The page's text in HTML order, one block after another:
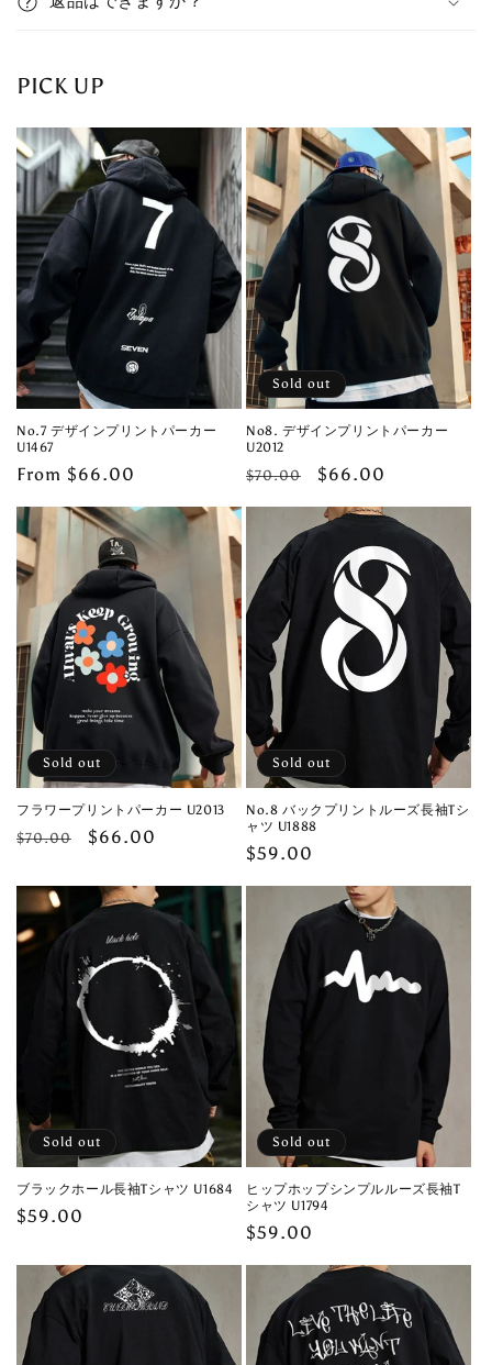
s
b
e
c
o
n
t
e
n
PICK UP
No.7 デザインプリントパーカー
U1467
Regular
From $66.00
Sold out
No8. デザインプリントパーカー
U2012
Regular
$70.00
Sale
$66.00
Sold out
フラワープリントパーカー U2013
Regular
$70.00
Sale
$66.00
Sold out
No.8 バックプリントルーズ長袖Tシ
ャツ U1888
Regular
$59.00
Sold out
ブラックホール長袖Tシャツ U1684
Regular
$59.00
Sold out
ヒップホップシンプルルーズ長袖T
シャツ U1794
Regular
$59.00